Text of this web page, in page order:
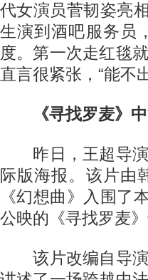
代女演员菅韧姿亮
生演到酒吧服务员
度。第一次走红毯
直言很紧张，“能不
《寻找罗麦》
昨日，王超导演
际版海报。该片由
《幻想曲》入围了
公映的《寻找罗麦
该片改编自导演